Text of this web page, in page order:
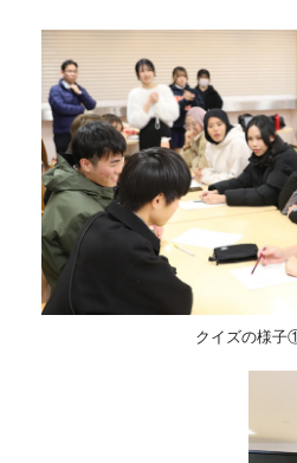
クイズの様子